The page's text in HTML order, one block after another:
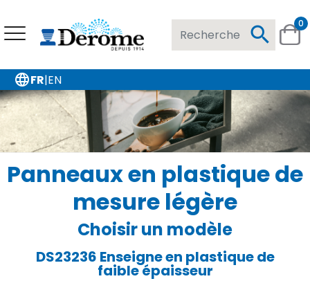
search 0
languageFR|EN
Panneaux en plastique de
mesure légère
Choisir un modèle
DS23236 Enseigne en plastique de
faible épaisseur